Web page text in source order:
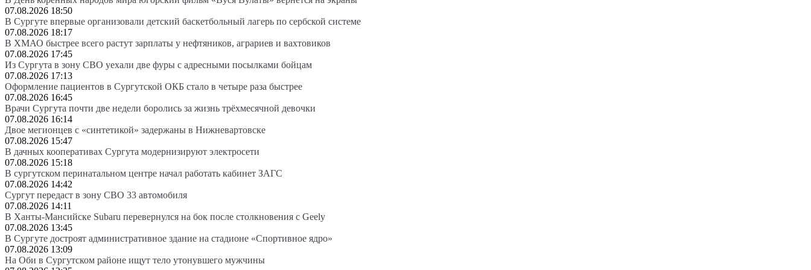
07.08.2026 18:50
В Сургуте впервые организовали детский баскетбольный лагерь по сербской системе
07.08.2026 18:17
В ХМАО быстрее всего растут зарплаты у нефтяников, аграриев и вахтовиков
07.08.2026 17:45
Из Сургута в зону СВО уехали две фуры с адресными посылками бойцам
07.08.2026 17:13
Оформление пациентов в Сургутской ОКБ стало в четыре раза быстрее
07.08.2026 16:45
Врачи Сургута почти две недели боролись за жизнь трёхмесячной девочки
07.08.2026 16:14
Двое мегионцев с «синтетикой» задержаны в Нижневартовске
07.08.2026 15:47
В дачных кооперативах Сургута модернизируют электросети
07.08.2026 15:18
В сургутском перинатальном центре начал работать кабинет ЗАГС
07.08.2026 14:42
Сургут передаст в зону СВО 33 автомобиля
07.08.2026 14:11
В Ханты-Мансийске Subaru перевернулся на бок после столкновения с Geely
07.08.2026 13:45
В Сургуте достроят административное здание на стадионе «Спортивное ядро»
07.08.2026 13:09
На Оби в Сургутском районе ищут тело утонувшего мужчины